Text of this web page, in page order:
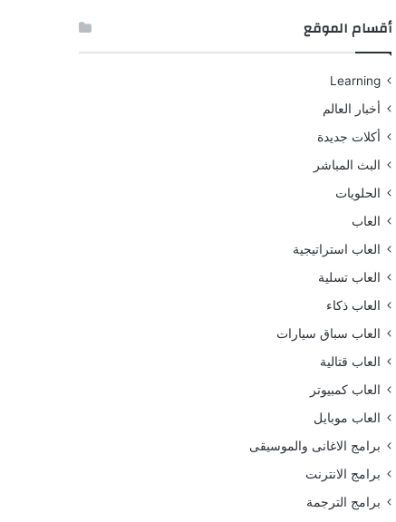
أقسام الموقع
Learning
أخبار العالم
أكلات جديدة
البث المباشر
الحلويات
العاب
العاب استراتيجية
العاب تسلية
العاب ذكاء
العاب سباق سيارات
العاب قتالية
العاب كمبيوتر
العاب موبايل
برامج الاغانى والموسيقى
برامج الانترنت
برامج الترجمة